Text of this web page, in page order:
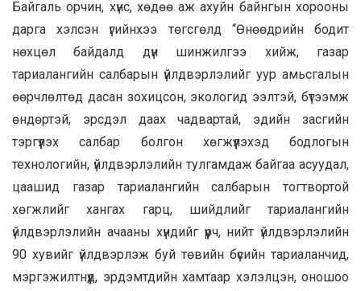
Байгаль орчин, хүнс, хөдөө аж ахуйн байнгын хорооны
дарга хэлсэн үгийнхээ төгсгөлд “Өнөөдрийн бодит
нөхцөл байдалд дүн шинжилгээ хийж, газар
тариалангийн салбарын үйлдвэрлэлийг уур амьсгалын
өөрчлөлтөд дасан зохицсон, экологид ээлтэй, бүтээмж
өндөртэй, эрсдэл даах чадвартай, эдийн засгийн
тэргүүлэх салбар болгон хөгжүүлэхэд бодлогын
технологийн, үйлдвэрлэлийн тулгамдаж байгаа асуудал,
цаашид газар тариалангийн салбарын тогтвортой
хөгжлийг хангах гарц, шийдлийг тариалангийн
үйлдвэрлэлийн ачааны хүндийг үүрч, нийт үйлдвэрлэлийн
90 хувийг үйлдвэрлэж буй төвийн бүсийн тариаланчид,
мэргэжилтнүүд, эрдэмтдийн хамтаар хэлэлцэн, оношоо